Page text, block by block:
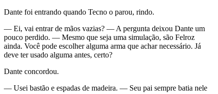
Dante foi entrando quando Tecno o parou, rindo.
— Ei, vai entrar de mãos vazias? — A pergunta deixou Dante um
pouco perdido. — Mesmo que seja uma simulação, são Felroz
ainda. Você pode escolher alguma arma que achar necessário. Já
deve ter usado alguma antes, certo?
Dante concordou.
— Usei bastão e espadas de madeira. — Seu pai sempre batia nele